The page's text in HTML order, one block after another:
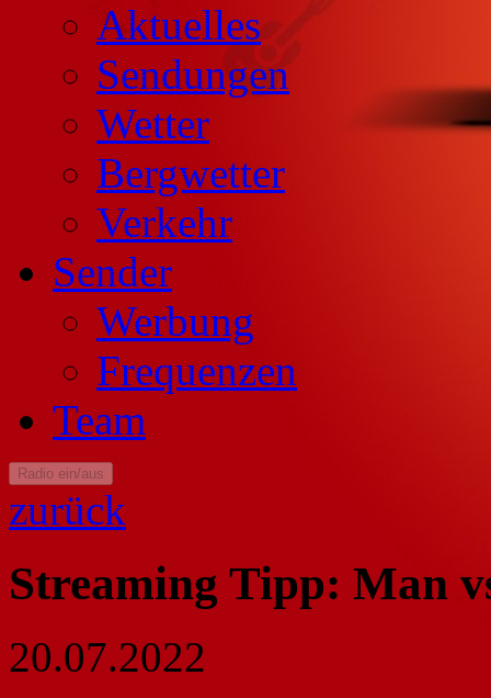
Aktuelles
Sendungen
Wetter
Bergwetter
Verkehr
Sender
Werbung
Frequenzen
Team
Radio ein/aus
zurück
Streaming Tipp: Man
20.07.2022